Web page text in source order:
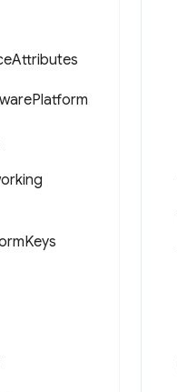
Attributes
Platform
Keys